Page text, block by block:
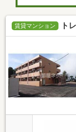
賃貸マンション ト